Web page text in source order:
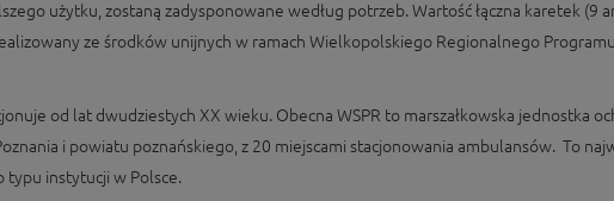
użytku, zostaną zadysponowane według potrzeb. Wartość łączna karetek (9
ze środków unijnych w ramach Wielkopolskiego Regionalnego
od lat dwudziestych XX wieku. Obecna WSPR to marszałkowska jednostka
i powiatu poznańskiego, z 20 miejscami stacjonowania ambulansów. To
typu instytucji w Polsce.